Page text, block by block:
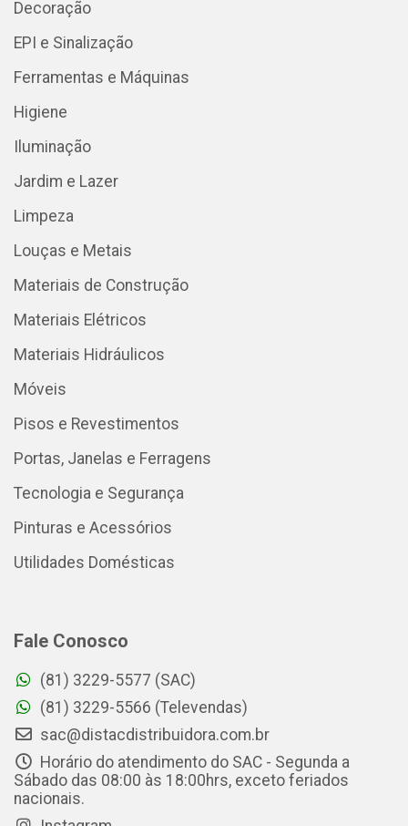
Decoração
EPI e Sinalização
Ferramentas e Máquinas
Higiene
Iluminação
Jardim e Lazer
Limpeza
Louças e Metais
Materiais de Construção
Materiais Elétricos
Materiais Hidráulicos
Móveis
Pisos e Revestimentos
Portas, Janelas e Ferragens
Tecnologia e Segurança
Pinturas e Acessórios
Utilidades Domésticas
Fale Conosco
(81) 3229-5577 (SAC)
(81) 3229-5566 (Televendas)
sac@distacdistribuidora.com.br
Horário do atendimento do SAC - Segunda a
Sábado das 08:00 às 18:00hrs, exceto feriados
nacionais.